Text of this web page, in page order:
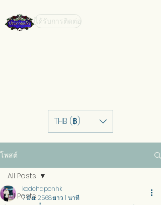
ได้รับการติดต่อ
THB (฿)
โพสต์
All Posts
All Posts
kodchaponhk
7 มิ.ย. 2568ยาว 1 นาที